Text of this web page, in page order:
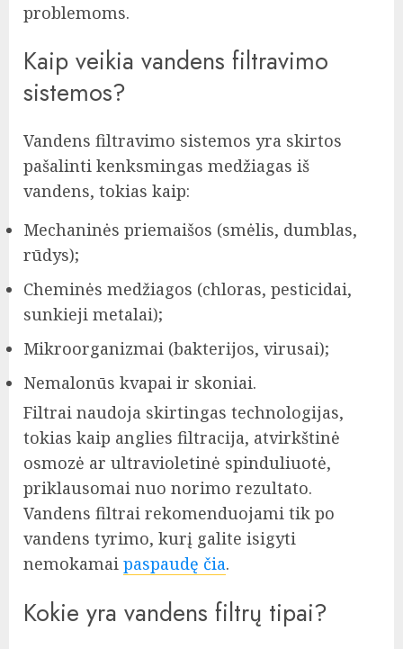
problemoms.
Kaip veikia vandens filtravimo
sistemos?
Vandens filtravimo sistemos yra skirtos
pašalinti kenksmingas medžiagas iš
vandens, tokias kaip:
Mechaninės priemaišos (smėlis, dumblas,
rūdys);
Cheminės medžiagos (chloras, pesticidai,
sunkieji metalai);
Mikroorganizmai (bakterijos, virusai);
Nemalonūs kvapai ir skoniai.
Filtrai naudoja skirtingas technologijas,
tokias kaip anglies filtracija, atvirkštinė
osmozė ar ultravioletinė spinduliuotė,
priklausomai nuo norimo rezultato.
Vandens filtrai rekomenduojami tik po
vandens tyrimo, kurį galite isigyti
nemokamai paspaudę čia.
Kokie yra vandens filtrų tipai?